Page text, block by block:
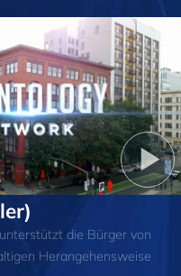
die Bürger von
Herangehensweise